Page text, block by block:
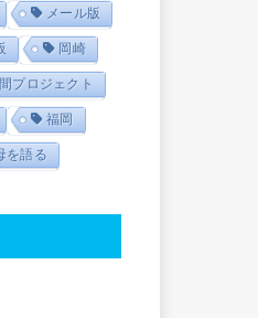
メール版
岡崎
プロジェクト
福岡
を語る